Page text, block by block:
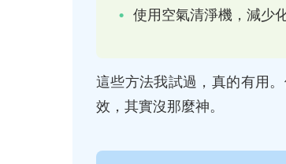
使用空氣清淨機，減少
這些方法我試過，真的有用
效，其實沒那麼神。